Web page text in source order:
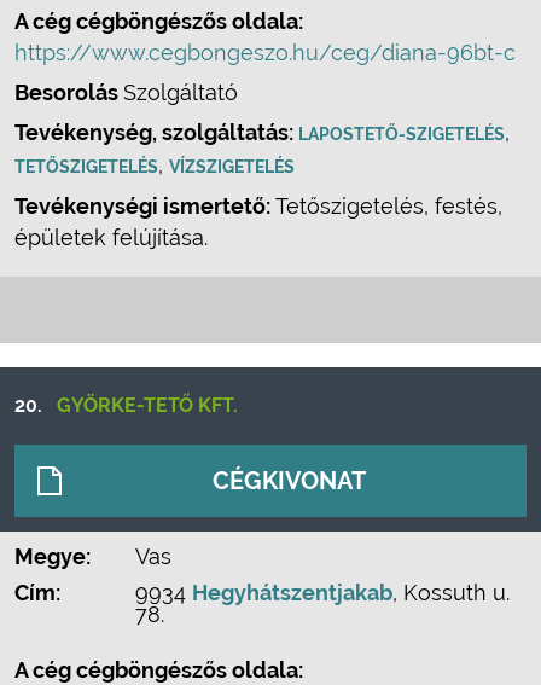
A cég cégböngészős oldala:
https://www.cegbongeszo.hu/ceg/diana-96bt-c
BesorolásSzolgáltató
Tevékenység, szolgáltatás: LAPOSTETŐ-SZIGETELÉS,
TETŐSZIGETELÉS, VÍZSZIGETELÉS
Tevékenységi ismertető:Tetőszigetelés, festés,
épületek felújítása.
20. GYÖRKE-TETŐ KFT.
CÉGKIVONAT
Megye:
Vas
Cím:
9934 Hegyhátszentjakab, Kossuth u.
78.
A cég cégböngészős oldala: